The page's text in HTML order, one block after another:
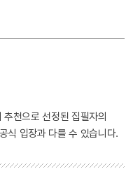
천으로 선정된 집필자의
식 입장과 다를 수 있습니다.